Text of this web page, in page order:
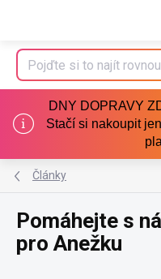
DNY DOPRAVY
Stačí si nakoupit
Články
Pomáhejte s
pro Anežku